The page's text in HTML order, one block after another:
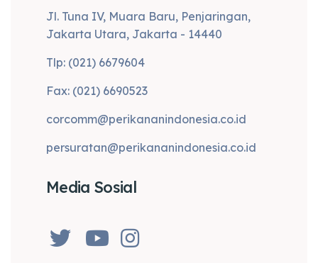
Jl. Tuna IV, Muara Baru, Penjaringan,
Jakarta Utara, Jakarta - 14440
Tlp: (021) 6679604
Fax: (021) 6690523
corcomm@perikananindonesia.co.id
persuratan@perikananindonesia.co.id
Media Sosial